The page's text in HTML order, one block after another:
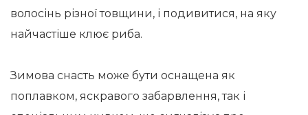
волосінь різної товщини, і подивитися, на яку
найчастіше клює риба.
Зимова снасть може бути оснащена як
поплавком, яскравого забарвлення, так і